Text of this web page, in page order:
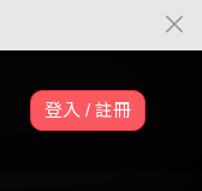
登入 / 註冊